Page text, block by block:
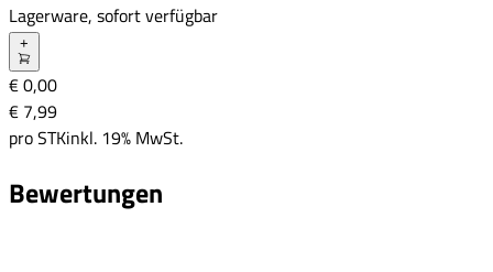
Lagerware, sofort verfügbar
€ 0,00
€ 7,99
proSTKinkl. 19% MwSt.
Bewertungen